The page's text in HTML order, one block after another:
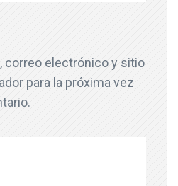
correo electrónico y sitio
para la próxima vez